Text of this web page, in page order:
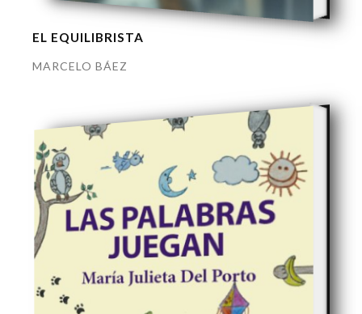
EL EQUILIBRISTA
MARCELO BÁEZ